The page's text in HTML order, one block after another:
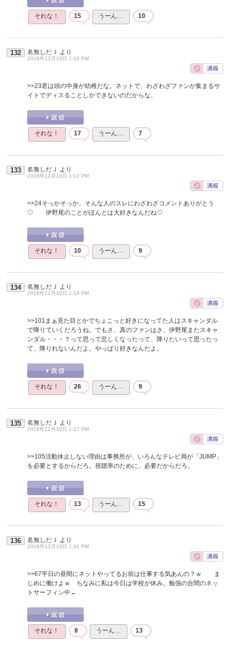
それな！ 15 うーん… 10
132 名無しだＪ より
2016年12月10日 1:10 PM
>>23君は頭の中身が幼稚だな。ネットで、わざわざファンが集まるサ
イトでディスることしかできないのだからな。
それな！ 17 うーん… 7
133 名無しだＪ より
2016年12月10日 1:12 PM
>>24そっかそっか。そんな人のスレにわざわざコメントありがとう
♡ 伊野尾のことがほんとは大好きなんだね♡
それな！ 10 うーん… 9
134 名無しだＪ より
2016年12月10日 1:14 PM
>>101 まぁ見た目とかでちょこっと好きになってた人はスキャンダル
で降りていくだろうね。でもさ、真のファンはさ、伊野尾またスキャ
ンダル・・・？って思って悲しくなったって、降りたいって思ったっ
て、降りれないんだよ。やっぱり好きなんだよ。
それな！ 26 うーん… 9
135 名無しだＪ より
2016年12月10日 1:17 PM
>>105活動休止しない理由は事務所が、いろんなテレビ局が「JUMP」
を必要とするからだろ。視聴率のために、必要だからだろ。
それな！ 13 うーん… 15
136 名無しだＪ より
2016年12月10日 1:41 PM
>>67平日の昼間にネットやってるお前は仕事する気あんの？ｗ ま
じめに働けよｗ ちなみに私は今日は学校が休み。勉強の合間のネッ
トサーフィン中←
それな！ 8 うーん… 13